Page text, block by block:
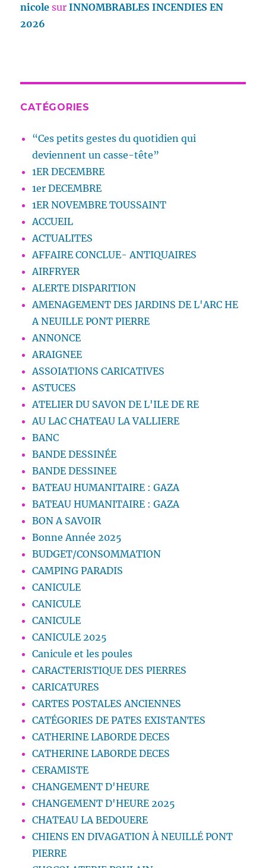
nicole surINNOMBRABLES INCENDIES EN
2026
CATÉGORIES
“Ces petits gestes du quotidien qui
deviennent un casse-tête”
1ER DECEMBRE
1er DECEMBRE
1ER NOVEMBRE TOUSSAINT
ACCUEIL
ACTUALITES
AFFAIRE CONCLUE- ANTIQUAIRES
AIRFRYER
ALERTE DISPARITION
AMENAGEMENT DES JARDINS DE L'ARC HE
A NEUILLE PONT PIERRE
ANNONCE
ARAIGNEE
ASSOIATIONS CARICATIVES
ASTUCES
ATELIER DU SAVON DE L'ILE DE RE
AU LAC CHATEAU LA VALLIERE
BANC
BANDE DESSINÉE
BANDE DESSINEE
BATEAU HUMANITAIRE : GAZA
BATEAU HUMANITAIRE : GAZA
BON A SAVOIR
Bonne Année 2025
BUDGET/CONSOMMATION
CAMPING PARADIS
CANICULE
CANICULE
CANICULE
CANICULE 2025
Canicule et les poules
CARACTERISTIQUE DES PIERRES
CARICATURES
CARTES POSTALES ANCIENNES
CATÉGORIES DE PATES EXISTANTES
CATHERINE LABORDE DECES
CATHERINE LABORDE DECES
CERAMISTE
CHANGEMENT D'HEURE
CHANGEMENT D'HEURE 2025
CHATEAU LA BEDOUERE
CHIENS EN DIVAGATION À NEUILLÉ PONT
PIERRE